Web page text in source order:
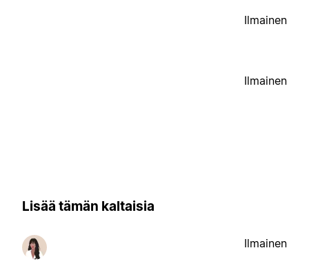
Ilmainen
Ilmainen
Lisää tämän kaltaisia
Ilmainen